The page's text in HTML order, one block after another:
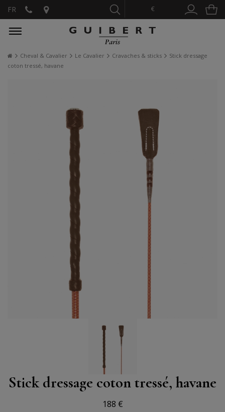
€
FR
Cheval & Cavalier Le Cavalier Cravaches & sticks
Stick dressage
coton tressé, havane
Stick dressage coton tressé, havane
188 €